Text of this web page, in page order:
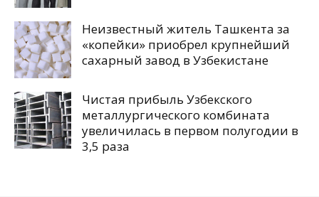
Неизвестный житель Ташкента за
«копейки» приобрел крупнейший
сахарный завод в Узбекистане
Чистая прибыль Узбекского
металлургического комбината
увеличилась в первом полугодии в
3,5 раза